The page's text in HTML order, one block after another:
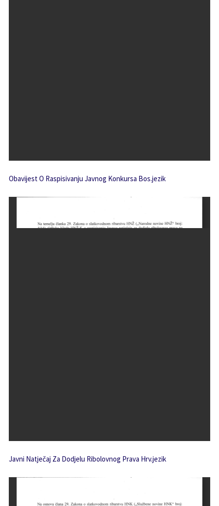
Obavijest O Raspisivanju Javnog Konkursa Bos.jezik
Javni Natječaj Za Dodjelu Ribolovnog Prava Hrv.jezik